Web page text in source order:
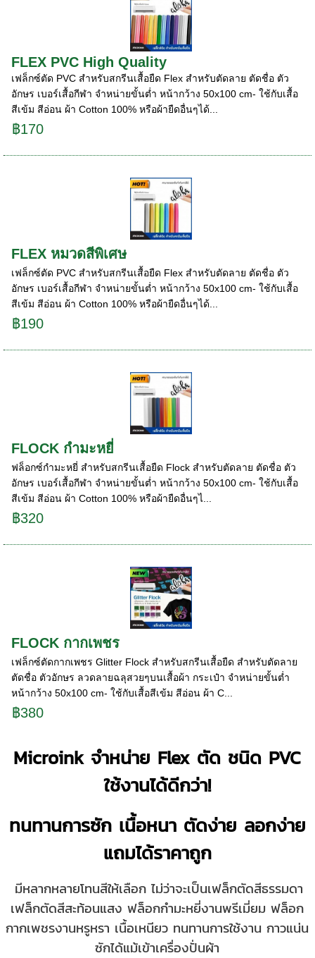
FLEX PVC High Quality
เฟล็กซ์ตัด PVC สำหรับสกรีนเสื้อยืด Flex สำหรับตัดลาย ตัดชื่อ ตัว
อักษร เบอร์เสื้อกีฬา จำหน่ายขั้นต่ำ หน้ากว้าง 50x100 cm- ใช้กับเสื้อ
สีเข้ม สีอ่อน ผ้า Cotton 100% หรือผ้ายืดอื่นๆได้...
฿170
FLEX หมวดสีพิเศษ
เฟล็กซ์ตัด PVC สำหรับสกรีนเสื้อยืด Flex สำหรับตัดลาย ตัดชื่อ ตัว
อักษร เบอร์เสื้อกีฬา จำหน่ายขั้นต่ำ หน้ากว้าง 50x100 cm- ใช้กับเสื้อ
สีเข้ม สีอ่อน ผ้า Cotton 100% หรือผ้ายืดอื่นๆได้...
฿190
FLOCK กำมะหยี่
ฟล็อกซ์กำมะหยี่ สำหรับสกรีนเสื้อยืด Flock สำหรับตัดลาย ตัดชื่อ ตัว
อักษร เบอร์เสื้อกีฬา จำหน่ายขั้นต่ำ หน้ากว้าง 50x100 cm- ใช้กับเสื้อ
สีเข้ม สีอ่อน ผ้า Cotton 100% หรือผ้ายืดอื่นๆไ...
฿320
FLOCK กากเพชร
เฟล็กซ์ตัดกากเพชร Glitter Flock สำหรับสกรีนเสื้อยืด สำหรับตัดลาย
ตัดชื่อ ตัวอักษร ลวดลายฉลุสวยๆบนเสื้อผ้า กระเป๋า จำหน่ายขั้นต่ำ
หน้ากว้าง 50x100 cm- ใช้กับเสื้อสีเข้ม สีอ่อน ผ้า C...
฿380
Microink จำหน่าย Flex ตัด ชนิด PVC
ใช้งานได้ดีกว่า!
ทนทานการซัก เนื้อหนา ตัดง่าย ลอกง่าย
แถมได้ราคาถูก
มีหลากหลายโทนสีให้เลือก ไม่ว่าจะเป็นเฟล็กตัดสีธรรมดา
เฟล็กตัดสีสะท้อนแสง ฟล็อกกำมะหยี่งานพรีเมี่ยม ฟล็อก
กากเพชรงานหรูหรา เนื้อเหนียว ทนทานการใช้งาน กาวแน่น
ซักได้แม้เข้าเครื่องปั่นผ้า